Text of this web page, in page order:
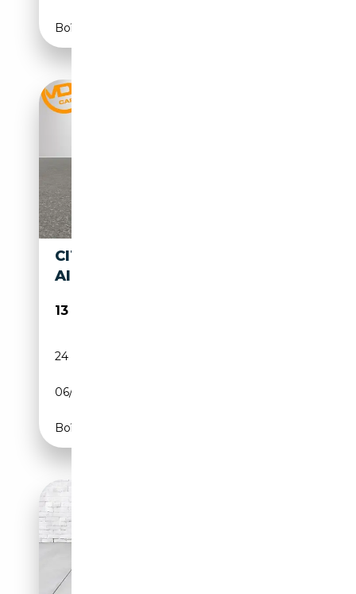
Boîte manuelle
CITROEN C3 AIRCROSS
AIRCROSS
13 790€
24 295 km
06/2024
Boîte manuelle